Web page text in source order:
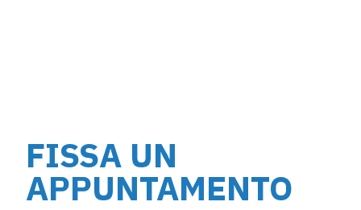
FISSA UN
APPUNTAMENTO